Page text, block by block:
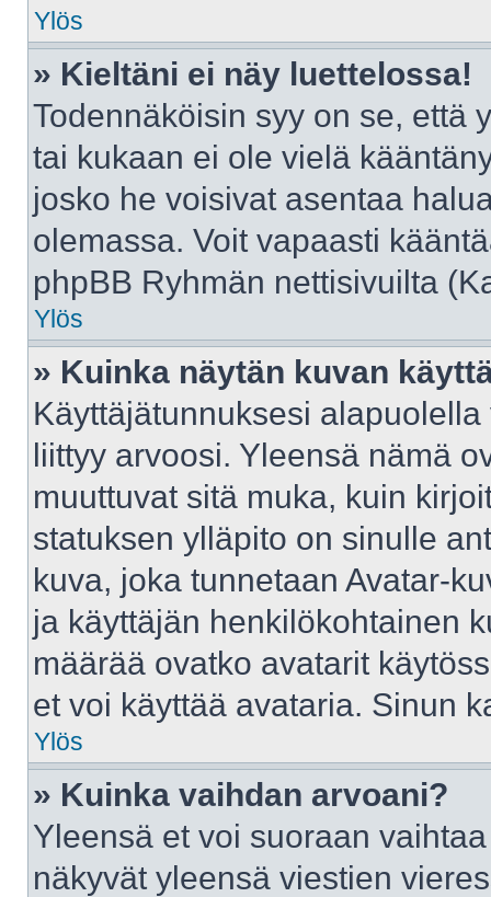
Ylös
» Kieltäni ei näy luettelossa!
Todennäköisin syy on se, että
tai kukaan ei ole vielä
josko he voisivat asentaa
olemassa. Voit vapaasti
phpBB Ryhmän nettisivuilta
Ylös
» Kuinka näytän kuvan
Käyttäjätunnuksesi
liittyy arvoosi. Yleensä nämä
muuttuvat sitä muka, kuin
statuksen ylläpito on sinulle
kuva, joka tunnetaan Avatar-
ja käyttäjän henkilökohtainen
määrää ovatko avatarit
et voi käyttää avataria. Sinun
Ylös
» Kuinka vaihdan arvoani?
Yleensä et voi suoraan
näkyvät yleensä viestien